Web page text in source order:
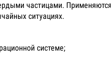
частицами.
ситуациях.
системе;